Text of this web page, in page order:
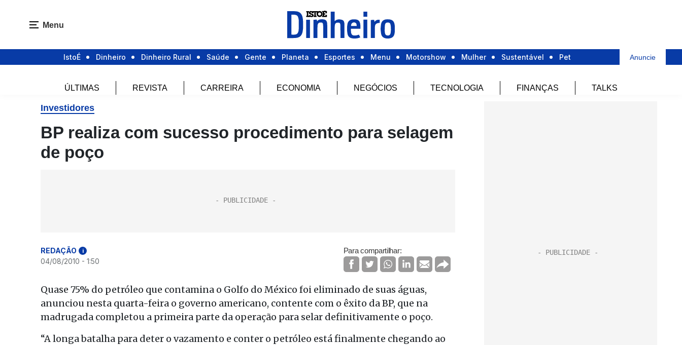
Menu
IstoÉ Dinheiro Dinheiro Rural Saúde Gente Planeta Esportes Menu Motorshow Mulher Sustentável Pet Anuncie
ÚLTIMAS REVISTA CARREIRA ECONOMIA NEGÓCIOS TECNOLOGIA FINANÇAS TALKS
Investidores
BP realiza com sucesso procedimento para selagem
de poço
REDAÇÃO i
04/08/2010 - 1:50
Para compartilhar:
Quase 75% do petróleo que contamina o Golfo do México foi eliminado de suas águas,
anunciou nesta quarta-feira o governo americano, contente com o êxito da BP, que na
madrugada completou a primeira parte da operação para selar definitivamente o poço.
“A longa batalha para deter o vazamento e conter o petróleo está finalmente chegando ao